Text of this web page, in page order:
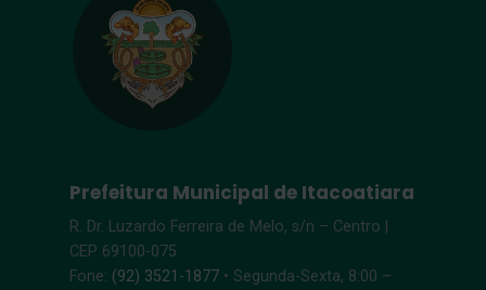
Prefeitura Municipal de Itacoatiara
R. Dr. Luzardo Ferreira de Melo, s/n – Centro |
CEP 69100-075
Fone: (92) 3521-1877 • Segunda-Sexta, 8:00 –